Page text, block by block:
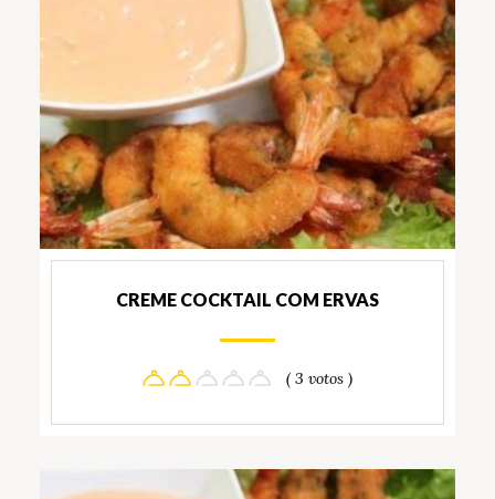
CREME COCKTAIL COM ERVAS
( 3 votos )